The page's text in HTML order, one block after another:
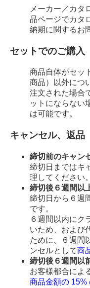
メーカー／カタ
品ページでカタ
納期に関するお
セットでのご購入
商品自体がセッ
商品）以外につ
注文された場合
ットにならない
は可能です。
キャンセル、返品
締切前のキャン
締切日まではキ
理してください。
締切後６週間以
締切日から６週
です。
６週間以内にク
いため、および
ために、６週間
ンセルとして商
締切後６週間以
お客様都合によ
商品金額の 15%